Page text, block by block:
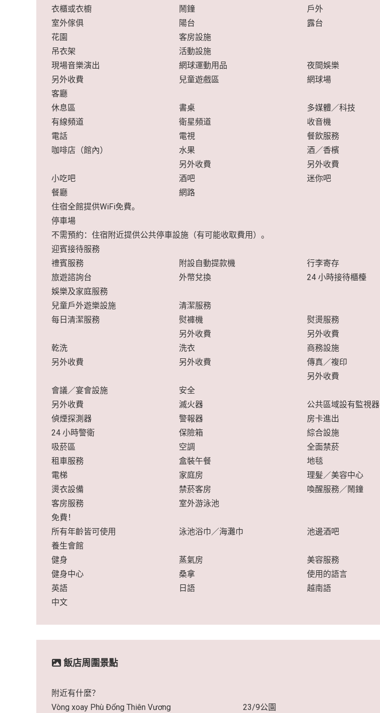
衣櫃或衣櫥
鬧鐘
戶外
室外傢俱
陽台
露台
花園
客房設施
吊衣架
活動設施
現場音樂演出
另外收費
網球運動用品
夜間娛樂
兒童遊戲區
網球場
客廳
休息區
書桌
多媒體／科技
有線頻道
衛星頻道
收音機
電話
電視
餐飲服務
咖啡店（館內）
水果
另外收費
酒／香檳
另外收費
小吃吧
酒吧
迷你吧
餐廳
網路
住宿全館提供WiFi免費。
停車場
不需預約：住宿附近提供公共停車設施（有可能收取費用）。
迎賓接待服務
禮賓服務
附設自動提款機
行李寄存
旅遊諮詢台
外幣兌換
24 小時接待櫃檯
娛樂及家庭服務
兒童戶外遊樂設施
清潔服務
每日清潔服務
熨褲機
另外收費
熨燙服務
另外收費
乾洗
另外收費
洗衣
另外收費
商務設施
傳真／複印
另外收費
會議／宴會設施
另外收費
安全
滅火器
公共區域設有監視器
偵煙探測器
警報器
房卡進出
24 小時警衛
保險箱
綜合設施
吸菸區
空調
全面禁菸
租車服務
盒裝午餐
地毯
電梯
家庭房
理髮／美容中心
燙衣設備
禁菸客房
喚醒服務／鬧鐘
客房服務
室外游泳池
免費！
所有年齡皆可使用
泳池浴巾／海灘巾
池邊酒吧
養生會館
健身
蒸氣房
美容服務
健身中心
桑拿
使用的語言
英語
日語
越南語
中文
飯店周圍景點
附近有什麼？
Vòng xoay Phù Đổng Thiên Vương
23/9公園